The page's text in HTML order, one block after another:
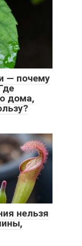
— почему
дома,
нельзя